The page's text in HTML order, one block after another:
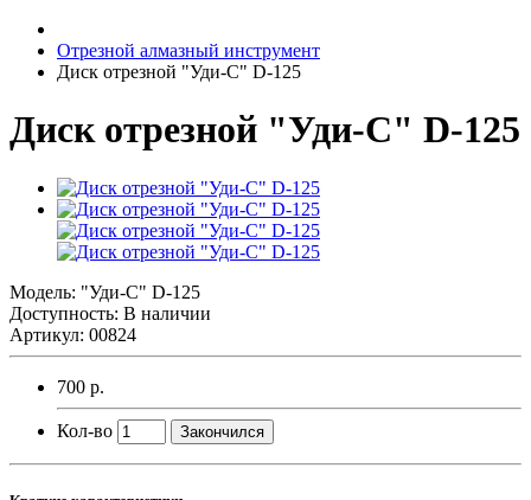
Отрезной алмазный инструмент
Диск отрезной "Уди-C" D-125
Диск отрезной "Уди-C" D-125
Модель: "Уди-C" D-125
Доступность: В наличии
Артикул: 00824
700 р.
Кол-во Закончился